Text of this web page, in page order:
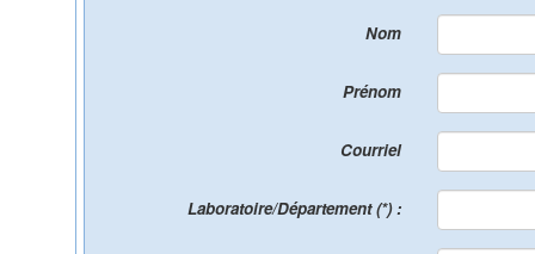
Nom
Prénom
Courriel
Laboratoire/Département (*) :